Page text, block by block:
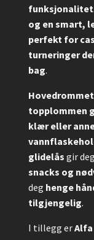
funksjonalitet
og en smart,
perfekt for
turneringer
bag.
topplommen
klær eller
glidelås gir deg
snacks og
deg henge
tilgjengelig.
I tillegg erAlfa